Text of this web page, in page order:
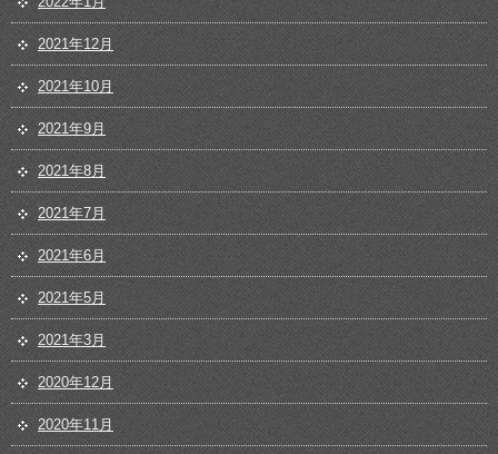
2021年12月
2021年10月
2021年9月
2021年8月
2021年7月
2021年6月
2021年5月
2021年3月
2020年12月
2020年11月